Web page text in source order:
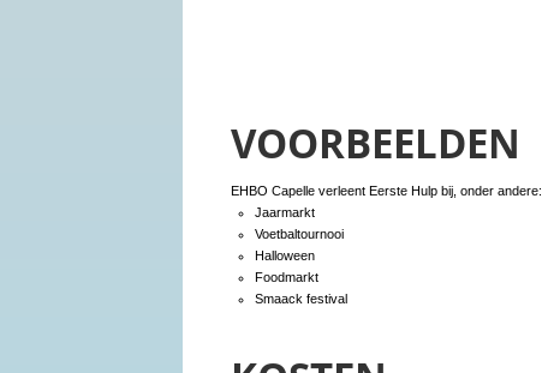
VOORBEELDEN
EHBO Capelle verleent Eerste Hulp bij, onder andere:
Jaarmarkt
Voetbaltournooi
Halloween
Foodmarkt
Smaack festival